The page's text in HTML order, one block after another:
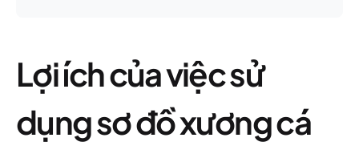
Lợi ích của việc sử
dụng sơ đồ xương cá